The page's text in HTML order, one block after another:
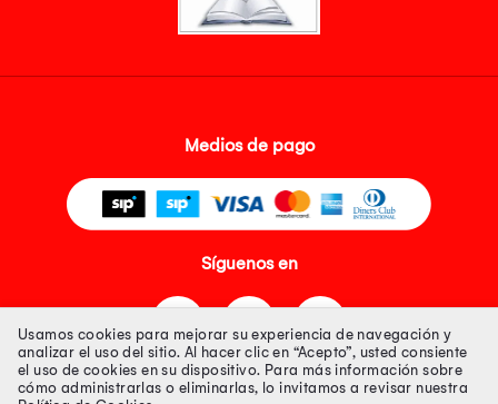
Medios de pago
Síguenos en
Usamos cookies para mejorar su experiencia de navegación y
analizar el uso del sitio. Al hacer clic en “Acepto”, usted consiente
el uso de cookies en su dispositivo. Para más información sobre
cómo administrarlas o eliminarlas, lo invitamos a revisar nuestra